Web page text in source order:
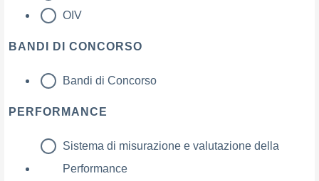
OIV
BANDI DI CONCORSO
Bandi di Concorso
PERFORMANCE
Sistema di misurazione e valutazione della
Performance